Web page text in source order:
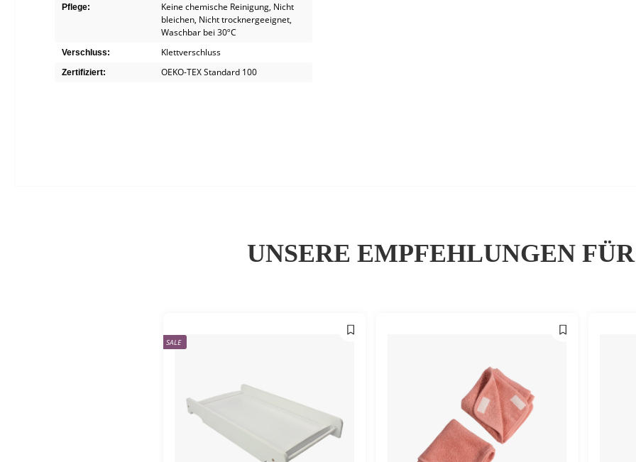
Pflege: Keine chemische Reinigung, Nicht
bleichen, Nicht trocknergeeignet,
Waschbar bei 30ºC
Verschluss: Klettverschluss
Zertifiziert: OEKO-TEX Standard 100
UNSERE EMPFEHLUNGEN
SALE